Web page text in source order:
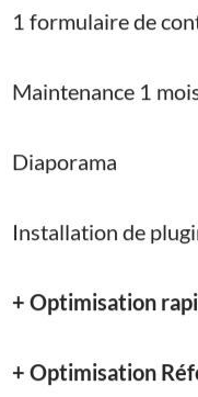
1 formulaire de
Maintenance 1
Diaporama
Installation de
+ Optimisation
+ Optimisation